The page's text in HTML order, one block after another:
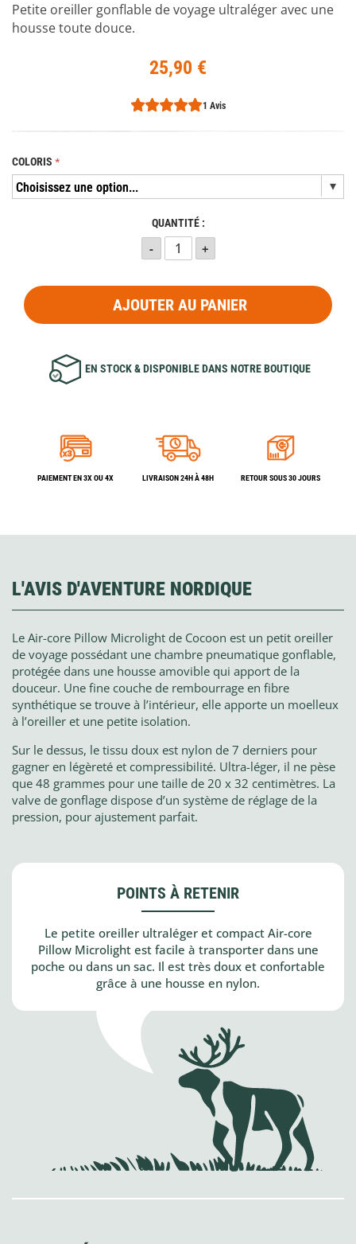
Petite oreiller gonflable de voyage ultraléger avec une
housse toute douce.
25,90 €
1 Avis
COLORIS
QUANTITÉ :
AJOUTER AU PANIER
EN STOCK & DISPONIBLE DANS NOTRE BOUTIQUE
PAIEMENT EN 3X OU 4X LIVRAISON 24H À 48H RETOUR SOUS 30 JOURS
L'AVIS D'AVENTURE NORDIQUE
Le Air-core Pillow Microlight de Cocoon est un petit oreiller
de voyage possédant une chambre pneumatique gonflable,
protégée dans une housse amovible qui apport de la
douceur. Une fine couche de rembourrage en fibre
synthétique se trouve à l’intérieur, elle apporte un moelleux
à l’oreiller et une petite isolation.
Sur le dessus, le tissu doux est nylon de 7 derniers pour
gagner en légèreté et compressibilité. Ultra-léger, il ne pèse
que 48 grammes pour une taille de 20 x 32 centimètres. La
valve de gonflage dispose d’un système de réglage de la
pression, pour ajustement parfait.
POINTS À RETENIR
Le petite oreiller ultraléger et compact Air-core
Pillow Microlight est facile à transporter dans une
poche ou dans un sac. Il est très doux et confortable
grâce à une housse en nylon.